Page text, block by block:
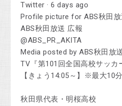
Twitter · 6 days ago
Profile picture for ABS秋田
ABS秋田放送 広報
@ABS_PR_AKITA
Media posted by ABS秋田放
TV『第101回全国高校サッカ
【きょう14:05～】※最大10
秋田県代表・明桜高校